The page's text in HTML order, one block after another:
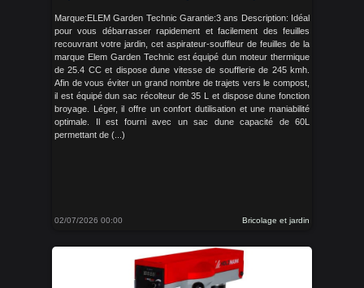
Marque:ELEM Garden Technic Garantie:3 ans Description: Idéal
pour vous débarrasser rapidement et facilement des feuilles
recouvrant votre jardin, cet aspirateur-souffleur de feuilles de la
marque Elem Garden Technic est équipé dun moteur thermique
de 25.4 CC et dispose dune vitesse de soufflerie de 245 kmh.
Afin de vous éviter un grand nombre de trajets vers le compost,
il est équipé dun sac récolteur de 35 L et dispose dune fonction
broyage. Léger, il offre un confort dutilisation et une maniabilité
optimale. Il est fourni avec un sac dune capacité de 60L
permettant de (...)
02/07/2026 00:00 Bricolage et jardin